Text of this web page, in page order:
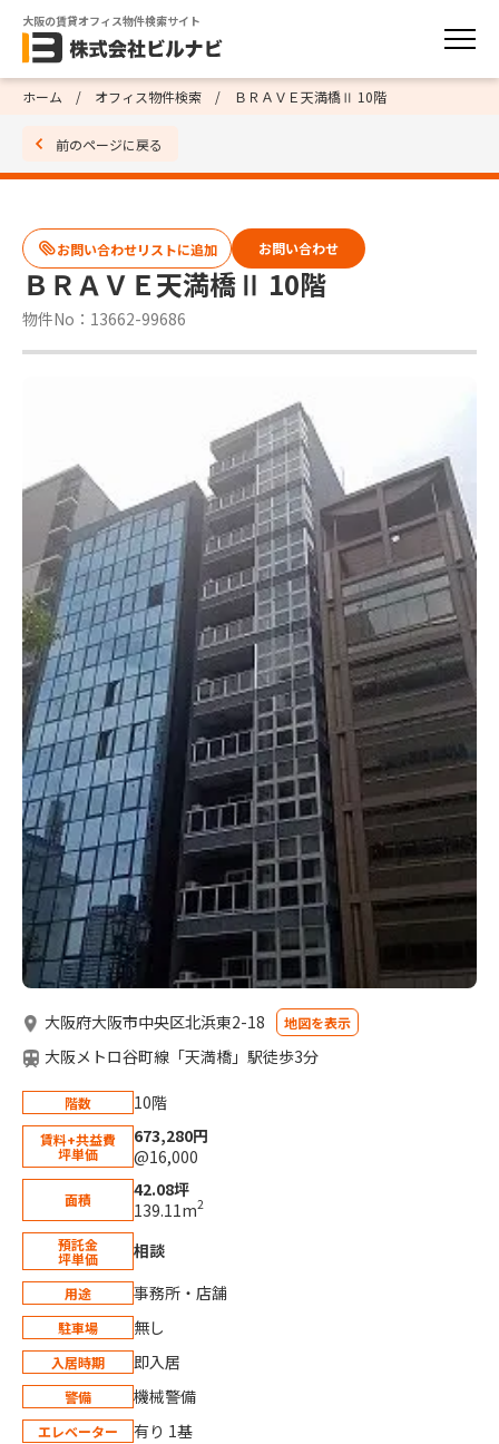
大阪の賃貸オフィス物件検索サイト
ホーム オフィス物件検索 ＢＲＡＶＥ天満橋Ⅱ 10階
前のページに戻る
ＢＲＡＶＥ天満橋Ⅱ 10階
物件No：13662-99686
お問い合わせ
大阪府大阪市中央区北浜東2-18 地図を表示
大阪メトロ谷町線「天満橋」駅徒歩3分
階数 10階
賃料+共益費
坪単価
673,280円
@16,000
面積
42.08坪
139.11m2
預託金
坪単価 相談
用途 事務所・店舗
駐車場 無し
入居時期 即入居
警備 機械警備
エレベーター 有り 1基